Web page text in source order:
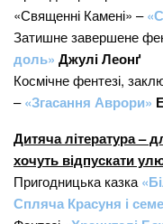
«Священні Камені» –
Затишне завершене
доль» Джулі Леонґ
Космічне фентезі,
–«Згасання Аврори»
Дитяча література –
хочуть відпускати
Пригодницька казка
Спляча Красуня і